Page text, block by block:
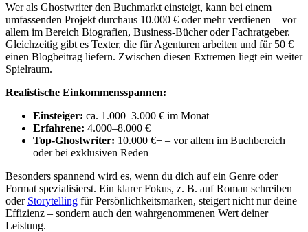
Wer als Ghostwriter den Buchmarkt einsteigt, kann bei einem
umfassenden Projekt durchaus 10.000 € oder mehr verdienen – vor
allem im Bereich Biografien, Business-Bücher oder Fachratgeber.
Gleichzeitig gibt es Texter, die für Agenturen arbeiten und für 50 €
einen Blogbeitrag liefern. Zwischen diesen Extremen liegt ein weiter
Spielraum.
Realistische Einkommensspannen:
Einsteiger: ca. 1.000–3.000 € im Monat
Erfahrene: 4.000–8.000 €
Top-Ghostwriter: 10.000 €+ – vor allem im Buchbereich
oder bei exklusiven Reden
Besonders spannend wird es, wenn du dich auf ein Genre oder
Format spezialisierst. Ein klarer Fokus, z. B. auf Roman schreiben
oder Storytelling für Persönlichkeitsmarken, steigert nicht nur deine
Effizienz – sondern auch den wahrgenommenen Wert deiner
Leistung.